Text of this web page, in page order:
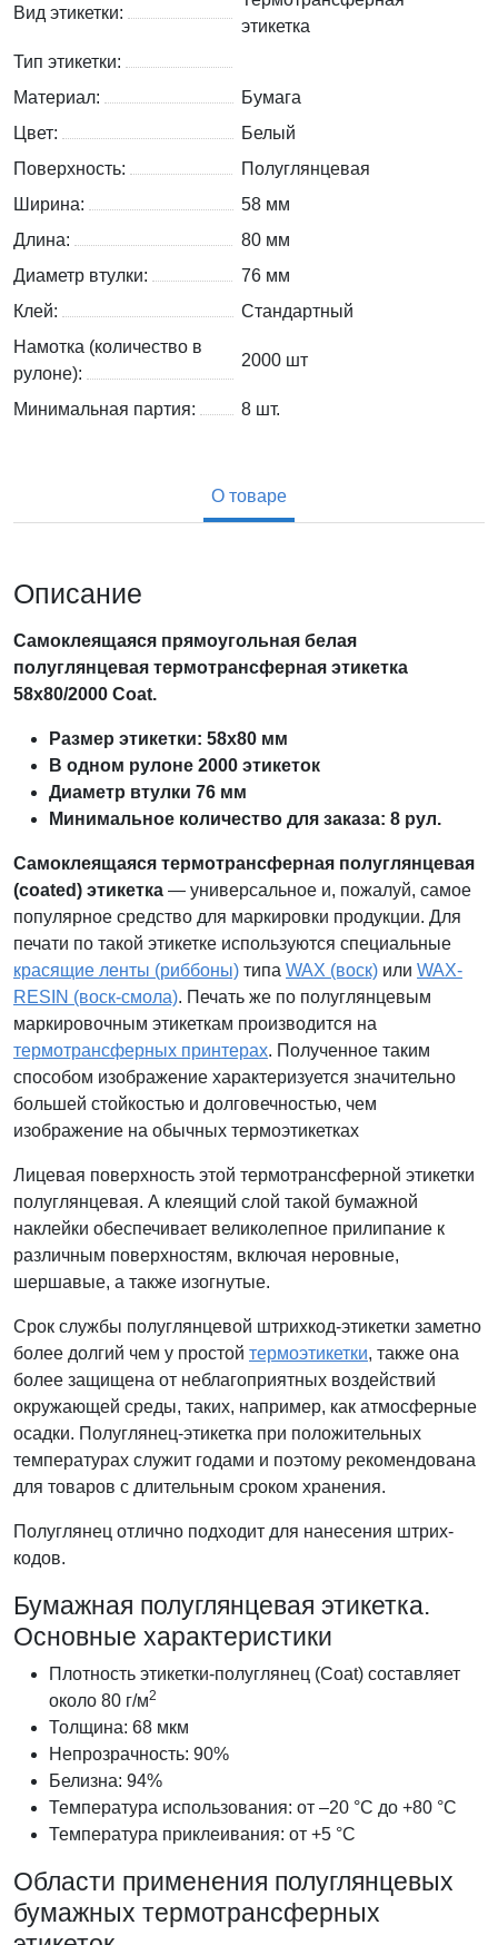
Вид этикетки:
этикетка
Тип этикетки:
Материал:
Бумага
Цвет:
Белый
Поверхность:
Полуглянцевая
Ширина:
58 мм
Длина:
80 мм
Диаметр втулки:
76 мм
Клей:
Стандартный
Намотка (количество в
рулоне):
2000 шт
Минимальная партия: 8 шт.
О товаре
Описание
Самоклеящаяся прямоугольная белая
полуглянцевая термотрансферная этикетка
58х80/2000 Coat.
Размер этикетки: 58х80 мм
В одном рулоне 2000 этикеток
Диаметр втулки 76 мм
Минимальное количество для заказа: 8 рул.
Самоклеящаяся термотрансферная полуглянцевая
(coated) этикетка — универсальное и, пожалуй, самое
популярное средство для маркировки продукции. Для
печати по такой этикетке используются специальные
красящие ленты (риббоны) типа WAX (воск) или WAX-
RESIN (воск-смола). Печать же по полуглянцевым
маркировочным этикеткам производится на
термотрансферных принтерах. Полученное таким
способом изображение характеризуется значительно
большей стойкостью и долговечностью, чем
изображение на обычных термоэтикетках
Лицевая поверхность этой термотрансферной этикетки
полуглянцевая. А клеящий слой такой бумажной
наклейки обеспечивает великолепное прилипание к
различным поверхностям, включая неровные,
шершавые, а также изогнутые.
Срок службы полуглянцевой штрихкод-этикетки заметно
более долгий чем у простой термоэтикетки, также она
более защищена от неблагоприятных воздействий
окружающей среды, таких, например, как атмосферные
осадки. Полуглянец-этикетка при положительных
температурах служит годами и поэтому рекомендована
для товаров с длительным сроком хранения.
Полуглянец отлично подходит для нанесения штрих-
кодов.
Бумажная полуглянцевая этикетка.
Основные характеристики
Плотность этикетки-полуглянец (Coat) составляет
около 80 г/м2
Толщина: 68 мкм
Непрозрачность: 90%
Белизна: 94%
Температура использования: от –20 °C до +80 °C
Температура приклеивания: от +5 °C
Области применения полуглянцевых
бумажных термотрансферных